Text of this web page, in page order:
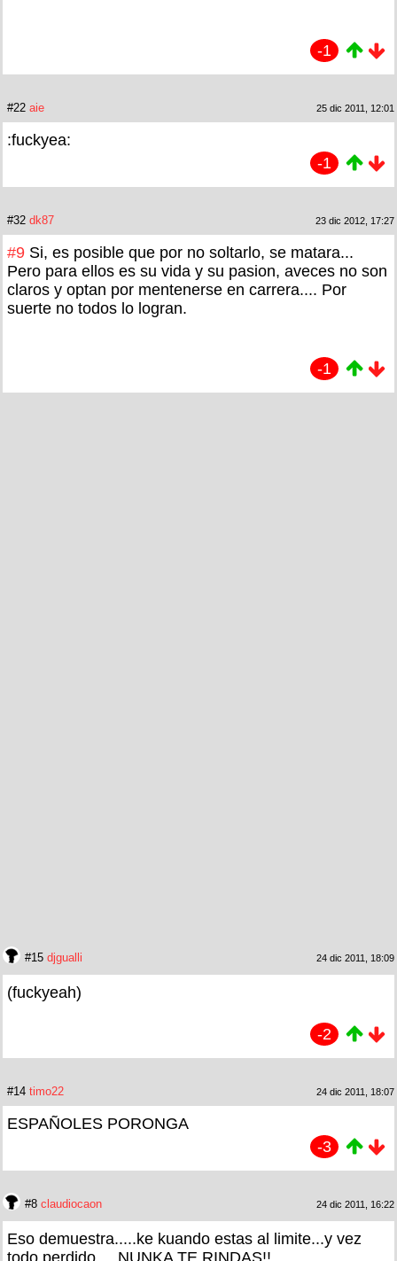
-1
#22 aie 25 dic 2011, 12:01
:fuckyea:
-1
#32 dk87 23 dic 2012, 17:27
#9 Si, es posible que por no soltarlo, se matara...
Pero para ellos es su vida y su pasion, aveces no son
claros y optan por mentenerse en carrera.... Por
suerte no todos lo logran.
-1
#15 djgualli 24 dic 2011, 18:09
(fuckyeah)
-2
#14 timo22 24 dic 2011, 18:07
ESPAÑOLES PORONGA
-3
#8 claudiocaon 24 dic 2011, 16:22
Eso demuestra.....ke kuando estas al limite...y vez
todo perdido.....NUNKA TE RINDAS!!